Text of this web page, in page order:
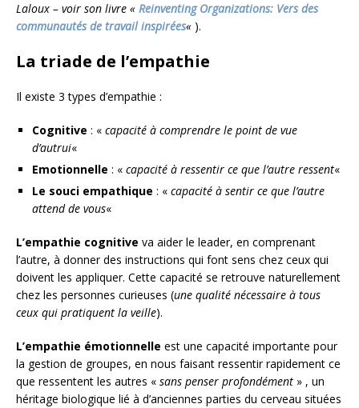
Laloux – voir son livre « Reinventing Organizations: Vers des
communautés de travail inspirées« ).
La triade de l’empathie
Il existe 3 types d’empathie :
Cognitive : « capacité à comprendre le point de vue
d’autrui«
Emotionnelle : « capacité à ressentir ce que l’autre ressent«
Le souci empathique : « capacité à sentir ce que l’autre
attend de vous«
L’empathie cognitive va aider le leader, en comprenant
l’autre, à donner des instructions qui font sens chez ceux qui
doivent les appliquer. Cette capacité se retrouve naturellement
chez les personnes curieuses (une qualité nécessaire à tous
ceux qui pratiquent la veille).
L’empathie émotionnelle est une capacité importante pour
la gestion de groupes, en nous faisant ressentir rapidement ce
que ressentent les autres « sans penser profondément » , un
héritage biologique lié à d’anciennes parties du cerveau situées